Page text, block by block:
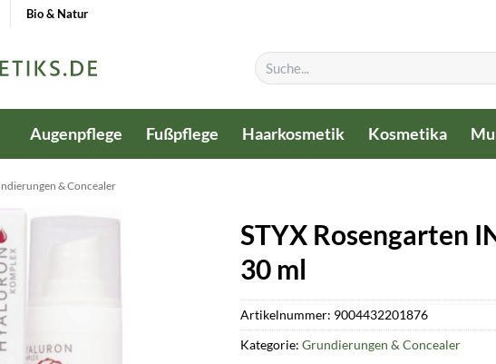
Bio & Natur
Suchen
nach:
Augenpflege Fußpflege Haarkosmetik Kosmetika
& Concealer
STYX Rosengarten
30 ml
Artikelnummer: 9004432201876
Kategorie:Grundierungen & Concealer